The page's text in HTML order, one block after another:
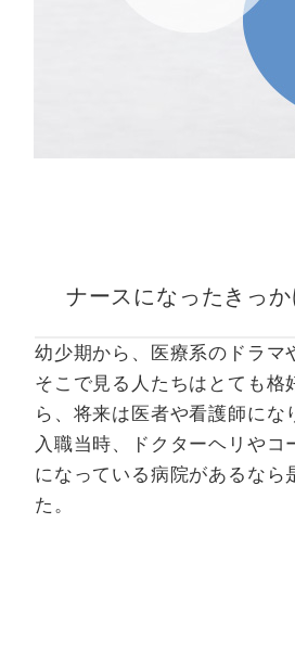
ナースになったきっ
幼少期から、医療系のドラマ
そこで見る人たちはとても
ら、将来は医者や看護師にな
入職当時、ドクターヘリや
になっている病院があるなら
た。